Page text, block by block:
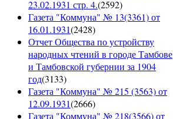
23.02.1931 стр. 4.(2592)
Газета "Коммуна" № 13(3361) от
16.01.1931(2428)
Отчет Общества по устройству
народных чтений в городе Тамбове
и Тамбовской губернии за 1904
год(3133)
Газета "Коммуна" № 215 (3563) от
12.09.1931(2666)
Газета "Коммуна" № 218(3566) от